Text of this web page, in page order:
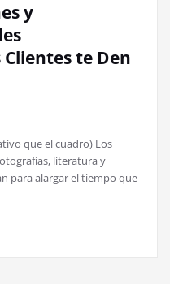
y
te Den
que el cuadro) Los
literatura y
para alargar el tiempo que